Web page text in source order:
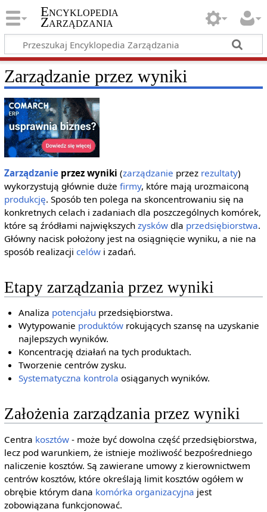
Encyklopedia
Zarządzania
Zarządzanie przez wyniki
Zarządzanieprzez wyniki (zarządzanie przez rezultaty)
wykorzystują głównie duże firmy, które mają urozmaiconą
produkcję. Sposób ten polega na skoncentrowaniu się na
konkretnych celach i zadaniach dla poszczególnych komórek,
które są źródłami największych zyskówdla przedsiębiorstwa.
Główny nacisk położony jest na osiągnięcie wyniku, a nie na
sposób realizacji celówi zadań.
Etapy zarządzania przez wyniki
Analiza potencjału przedsiębiorstwa.
Wytypowanie produktów rokujących szansę na uzyskanie
najlepszych wyników.
Koncentrację działań na tych produktach.
Tworzenie centrów zysku.
Systematyczna kontrola osiąganych wyników.
Założenia zarządzania przez wyniki
Centra kosztów- może być dowolna część przedsiębiorstwa,
lecz pod warunkiem, że istnieje możliwość bezpośredniego
naliczenie kosztów. Są zawierane umowy z kierownictwem
centrów kosztów, które określają limit kosztów ogółem w
obrębie którym dana komórka organizacyjna jest
zobowiązana funkcjonować.